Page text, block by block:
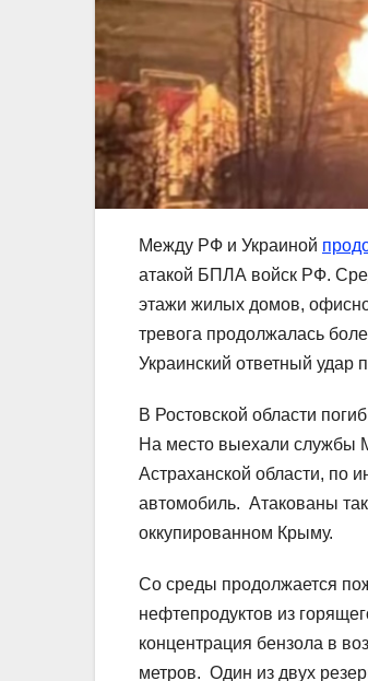
Между РФ и Украиной
атакой БПЛА войск РФ.
этажи жилых домов,
тревога продолжалась
Украинский ответный удар
В Ростовской области
На место выехали службы
Астраханской области, по
автомобиль. Атакованы
оккупированном Крыму.
Со среды продолжается
нефтепродуктов из
концентрация бензола в
метров. Один из двух